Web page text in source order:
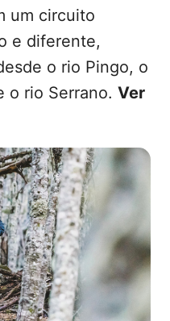
um circuito
e diferente,
o rio Pingo, o
o rio Serrano. Ver